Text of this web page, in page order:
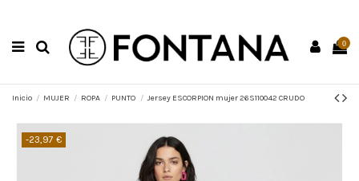
0
Inicio MUJER ROPA PUNTO Jersey ESCORPION mujer 26S110042 CRUDO
-23,97 €